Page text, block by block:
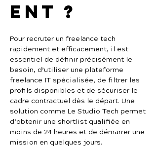
ent ?
Pour recruter un freelance tech
rapidement et efficacement, il est
essentiel de définir précisément le
besoin, d’utiliser une plateforme
freelance IT spécialisée, de filtrer les
profils disponibles et de sécuriser le
cadre contractuel dès le départ. Une
solution comme Le Studio Tech permet
d’obtenir une shortlist qualifiée en
moins de 24 heures et de démarrer une
mission en quelques jours.